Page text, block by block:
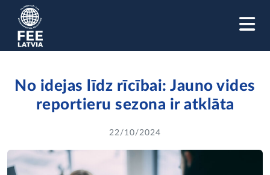
No idejas līdz rīcībai: Jauno vides
reportieru sezona ir atklāta
22/10/2024